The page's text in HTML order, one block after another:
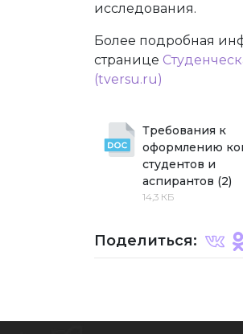
исследования.
Более подробная
странице
(tversu.ru)
Требования к
оформлению
студентов и
аспирантов (2)
14,3 КБ
Поделиться: